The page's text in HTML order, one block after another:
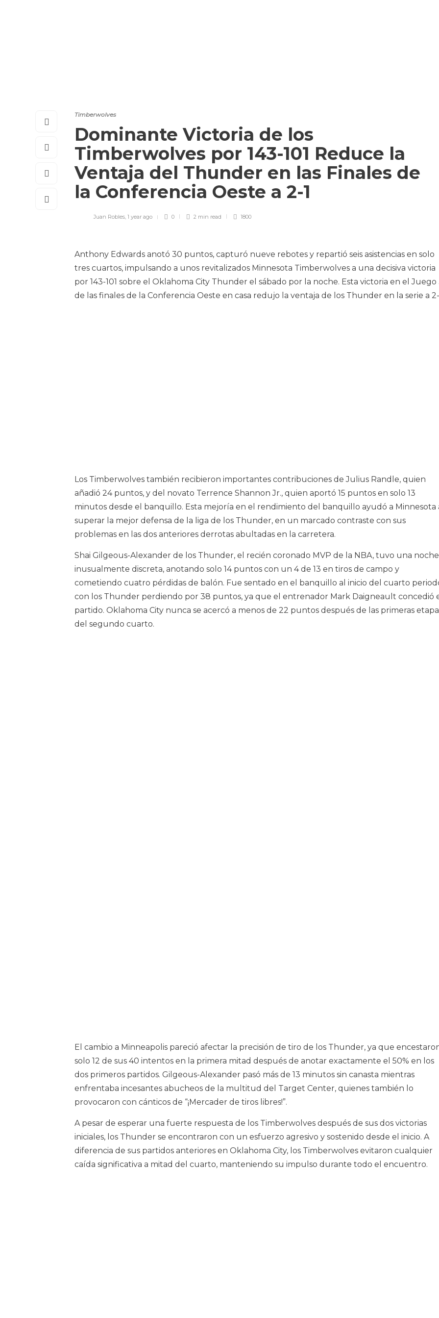
Timberwolves
Dominante Victoria de los
Timberwolves por 143-101 Reduce la
Ventaja del Thunder en las Finales de
la Conferencia Oeste a 2-1
Juan Robles, 1 year ago 0 2 min read 1800
Anthony Edwards anotó 30 puntos, capturó nueve rebotes y repartió seis asistencias en solo
tres cuartos, impulsando a unos revitalizados Minnesota Timberwolves a una decisiva victoria
por 143-101 sobre el Oklahoma City Thunder el sábado por la noche. Esta victoria en el Juego
de las finales de la Conferencia Oeste en casa redujo la ventaja de los Thunder en la serie a 2-
Los Timberwolves también recibieron importantes contribuciones de Julius Randle, quien
añadió 24 puntos, y del novato Terrence Shannon Jr., quien aportó 15 puntos en solo 13
minutos desde el banquillo. Esta mejoría en el rendimiento del banquillo ayudó a Minnesota
superar la mejor defensa de la liga de los Thunder, en un marcado contraste con sus
problemas en las dos anteriores derrotas abultadas en la carretera.
Shai Gilgeous-Alexander de los Thunder, el recién coronado MVP de la NBA, tuvo una noche
inusualmente discreta, anotando solo 14 puntos con un 4 de 13 en tiros de campo y
cometiendo cuatro pérdidas de balón. Fue sentado en el banquillo al inicio del cuarto
con los Thunder perdiendo por 38 puntos, ya que el entrenador Mark Daigneault concedió
partido. Oklahoma City nunca se acercó a menos de 22 puntos después de las primeras
del segundo cuarto.
El cambio a Minneapolis pareció afectar la precisión de tiro de los Thunder, ya que
solo 12 de sus 40 intentos en la primera mitad después de anotar exactamente el 50% en los
dos primeros partidos. Gilgeous-Alexander pasó más de 13 minutos sin canasta mientras
enfrentaba incesantes abucheos de la multitud del Target Center, quienes también lo
provocaron con cánticos de “¡Mercader de tiros libres!”.
A pesar de esperar una fuerte respuesta de los Timberwolves después de sus dos victorias
iniciales, los Thunder se encontraron con un esfuerzo agresivo y sostenido desde el inicio. A
diferencia de sus partidos anteriores en Oklahoma City, los Timberwolves evitaron cualquier
caída significativa a mitad del cuarto, manteniendo su impulso durante todo el encuentro.